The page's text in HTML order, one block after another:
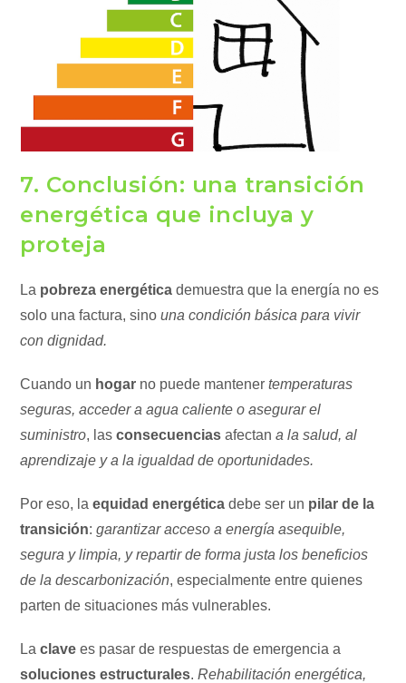
7. Conclusión: una transición
energética que incluya y
proteja
La pobreza energética demuestra que la energía no es
solo una factura, sinouna condición básica para vivir
con dignidad.
Cuando un hogar no puede mantenertemperaturas
seguras, acceder a agua caliente o asegurar el
suministro, lasconsecuencias afectana la salud, al
aprendizaje y a la igualdad de oportunidades.
Por eso, laequidad energética debe ser un pilar de la
transición:garantizar acceso a energía asequible,
segura y limpia, y repartir de forma justa los beneficios
de la descarbonización, especialmente entre quienes
parten de situaciones más vulnerables.
Laclave es pasar de respuestas de emergencia a
soluciones estructurales.Rehabilitación energética,